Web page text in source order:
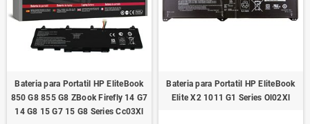
Bateria para Portatil HP EliteBook
850 G8 855 G8 ZBook Firefly 14 G7
14 G8 15 G7 15 G8 Series Cc03Xl
Bateria para Portatil HP EliteBook
Elite X2 1011 G1 Series Ol02Xl